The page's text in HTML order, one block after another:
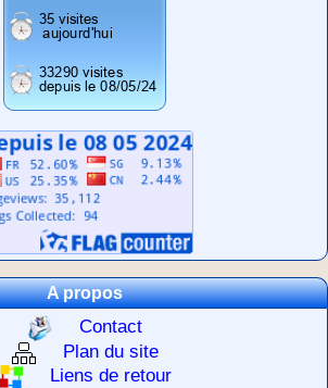
A propos
Contact
Plan du site
Liens de retour